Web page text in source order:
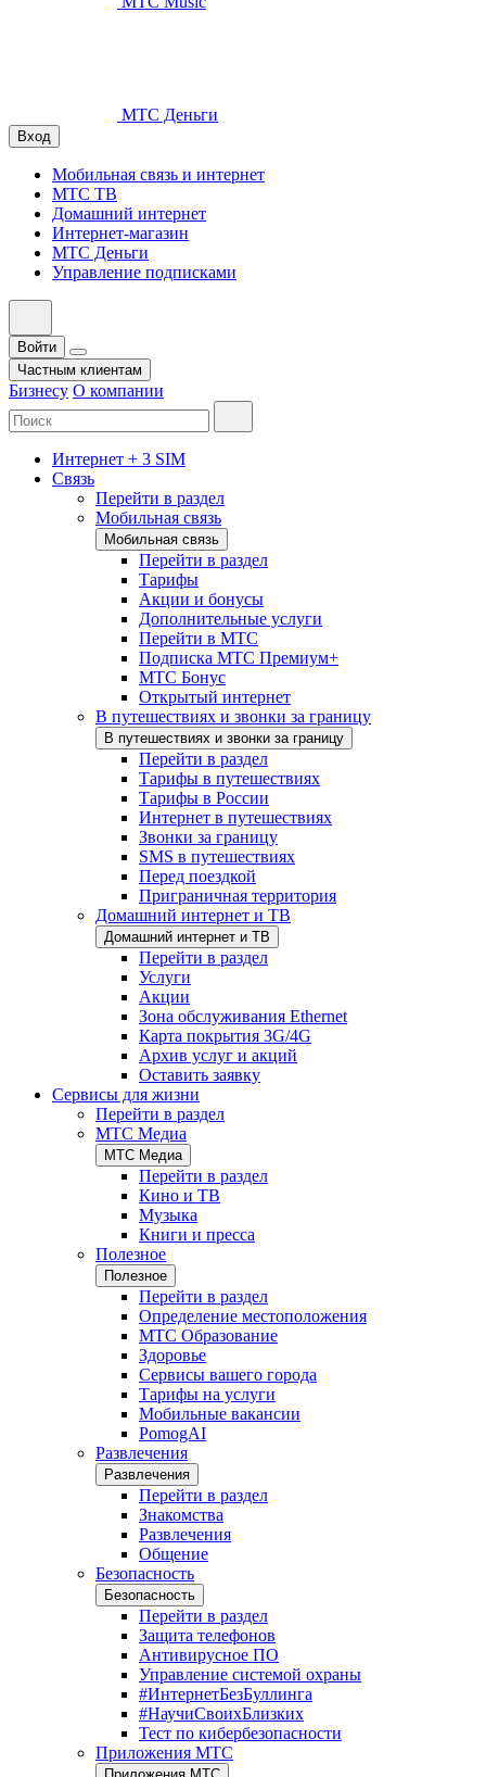
МТС Деньги
Вход
Мобильная связь и интернет
МТС ТВ
Домашний интернет
Интернет-магазин
МТС Деньги
Управление подписками
Войти
Частным клиентам
Бизнесу О компании
Интернет + 3 SIM
Связь
Перейти в раздел
Мобильная связь
Мобильная связь
Перейти в раздел
Тарифы
Акции и бонусы
Дополнительные услуги
Перейти в МТС
Подписка МТС Премиум+
МТС Бонус
Открытый интернет
В путешествиях и звонки за границу
В путешествиях и звонки за границу
Перейти в раздел
Тарифы в путешествиях
Тарифы в России
Интернет в путешествиях
Звонки за границу
SMS в путешествиях
Перед поездкой
Приграничная территория
Домашний интернет и ТВ
Домашний интернет и ТВ
Перейти в раздел
Услуги
Акции
Зона обслуживания Ethernet
Карта покрытия 3G/4G
Архив услуг и акций
Оставить заявку
Сервисы для жизни
Перейти в раздел
МТС Медиа
МТС Медиа
Перейти в раздел
Кино и ТВ
Музыка
Книги и пресса
Полезное
Полезное
Перейти в раздел
Определение местоположения
МТС Образование
Здоровье
Сервисы вашего города
Тарифы на услуги
Мобильные вакансии
PomogAI
Развлечения
Развлечения
Перейти в раздел
Знакомства
Развлечения
Общение
Безопасность
Безопасность
Перейти в раздел
Защита телефонов
Антивирусное ПО
Управление системой охраны
#ИнтернетБезБуллинга
#НаучиСвоихБлизких
Тест по кибербезопасности
Приложения МТС